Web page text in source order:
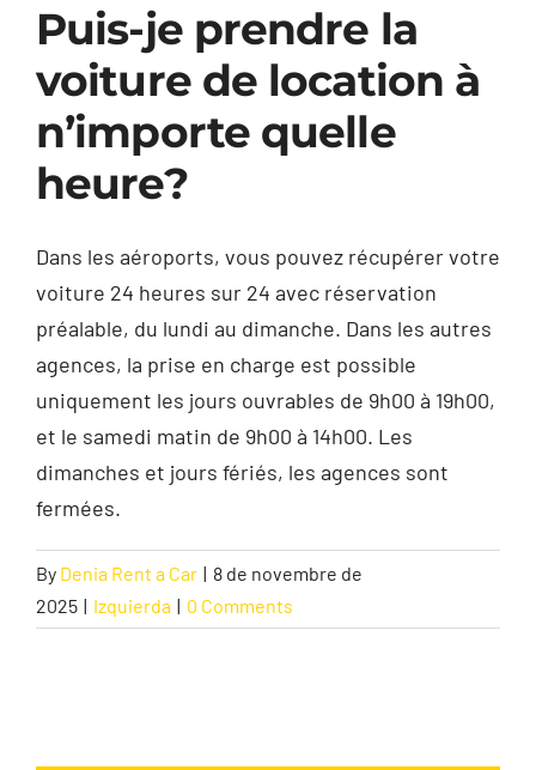
Agences
FAQs
Club RAC
Contact
Puis-je prendre la
voiture de location à
n’importe quelle
heure?
Dans les aéroports, vous pouvez récupérer votre
voiture 24 heures sur 24 avec réservation
préalable, du lundi au dimanche. Dans les autres
agences, la prise en charge est possible
uniquement les jours ouvrables de 9h00 à 19h00,
et le samedi matin de 9h00 à 14h00. Les
dimanches et jours fériés, les agences sont
fermées.
By Denia Rent a Car | 8 de novembre de
2025 | Izquierda | 0 Comments